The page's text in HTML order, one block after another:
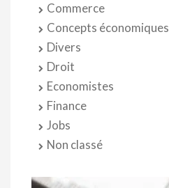
Commerce
Concepts économiques
Divers
Droit
Economistes
Finance
Jobs
Non classé